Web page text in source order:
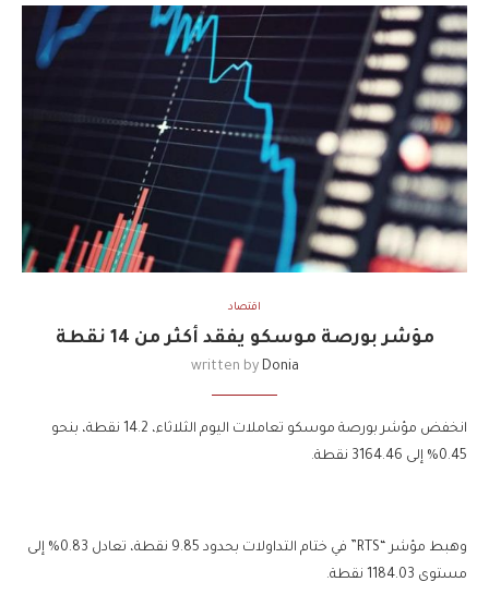
اقتصاد
مؤشر بورصة موسكو يفقد أكثر من 14 نقطة
written by Donia
انخفض مؤشر بورصة موسكو تعاملات اليوم الثلاثاء، 14.2 نقطة، بنحو
0.45% إلى 3164.46 نقطة.
وهبط مؤشر “RTS” في ختام التداولات بحدود 9.85 نقطة، تعادل 0.83% إلى
مستوى 1184.03 نقطة.